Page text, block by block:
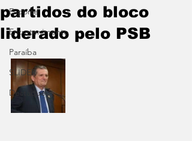
Esporte
Entretenimento
Paraíba
SLIDER
Destaque
partidos do bloco
liderado pelo PSB